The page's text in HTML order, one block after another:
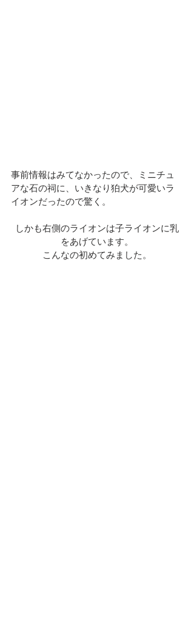
事前情報はみてなかったので、ミニチュ
アな石の祠に、いきなり狛犬が可愛いラ
イオンだったので驚く。
しかも右側のライオンは子ライオンに乳
をあげています。
こんなの初めてみました。